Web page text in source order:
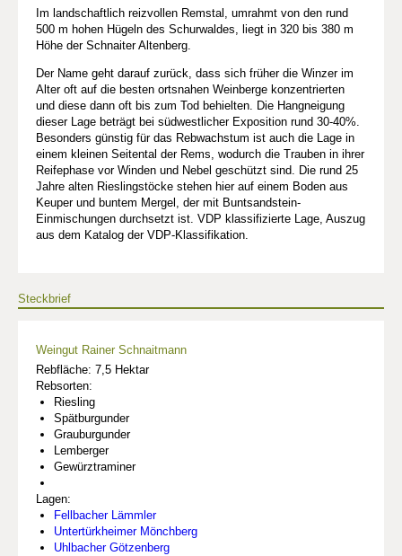
Im landschaftlich reizvollen Remstal, umrahmt von den rund
500 m hohen Hügeln des Schurwaldes, liegt in 320 bis 380 m
Höhe der Schnaiter Altenberg.
Der Name geht darauf zurück, dass sich früher die Winzer im
Alter oft auf die besten ortsnahen Weinberge konzentrierten
und diese dann oft bis zum Tod behielten. Die Hangneigung
dieser Lage beträgt bei südwestlicher Exposition rund 30-40%.
Besonders günstig für das Rebwachstum ist auch die Lage in
einem kleinen Seitental der Rems, wodurch die Trauben in ihrer
Reifephase vor Winden und Nebel geschützt sind. Die rund 25
Jahre alten Rieslingstöcke stehen hier auf einem Boden aus
Keuper und buntem Mergel, der mit Buntsandstein-
Einmischungen durchsetzt ist. VDP klassifizierte Lage, Auszug
aus dem Katalog der VDP-Klassifikation.
Steckbrief
Weingut Rainer Schnaitmann
Rebfläche: 7,5 Hektar
Rebsorten:
Riesling
Spätburgunder
Grauburgunder
Lemberger
Gewürztraminer
Lagen:
Fellbacher Lämmler
Untertürkheimer Mönchberg
Uhlbacher Götzenberg